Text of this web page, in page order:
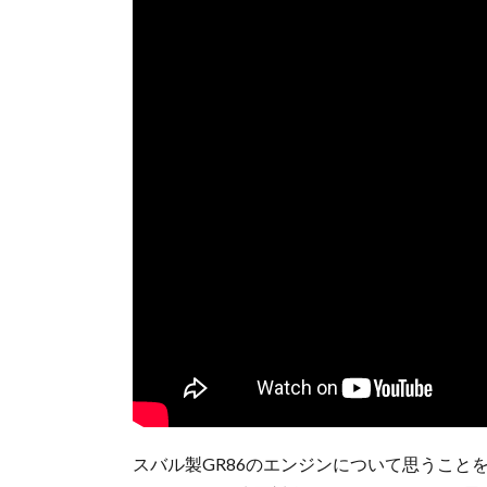
スバル製GR86のエンジンについて思うこと